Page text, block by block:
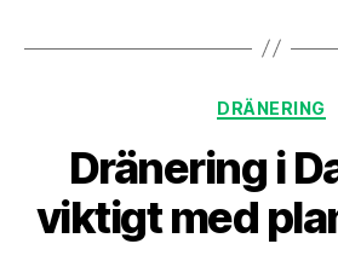
DRÄNERING
Dränering i
viktigt med